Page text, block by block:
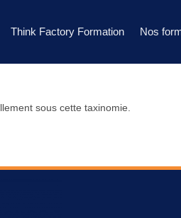
Think Factory Formation Nos
sous cette taxinomie.